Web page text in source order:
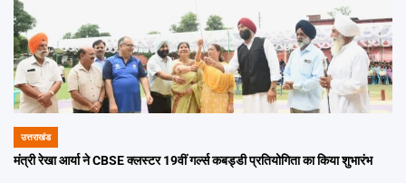
POSTED
IN
उत्तराखंड
मंत्री रेखा आर्या ने CBSE क्लस्टर 19वीं गर्ल्स कबड्डी प्रतियोगिता का किया शुभारंभ